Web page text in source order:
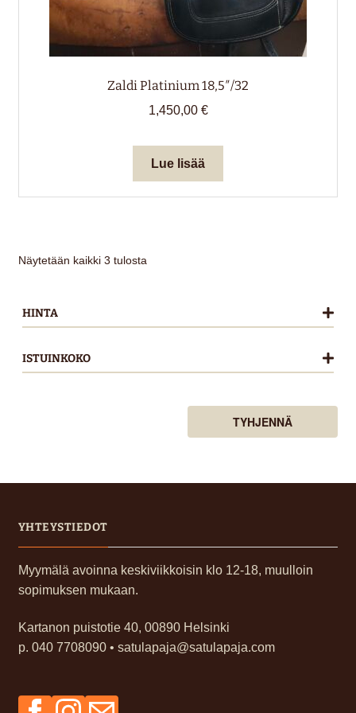
Zaldi Platinium 18,5″/32
1,450,00 €
Lue lisää
Näytetään kaikki 3 tulosta
HINTA
ISTUINKOKO
TYHJENNÄ
YHTEYSTIEDOT
Myymälä avoinna keskiviikkoisin klo 12-18, muulloin
sopimuksen mukaan.
Kartanon puistotie 40, 00890 Helsinki
p. 040 7708090 • satulapaja@satulapaja.com
FacebookInstagramSähköposti